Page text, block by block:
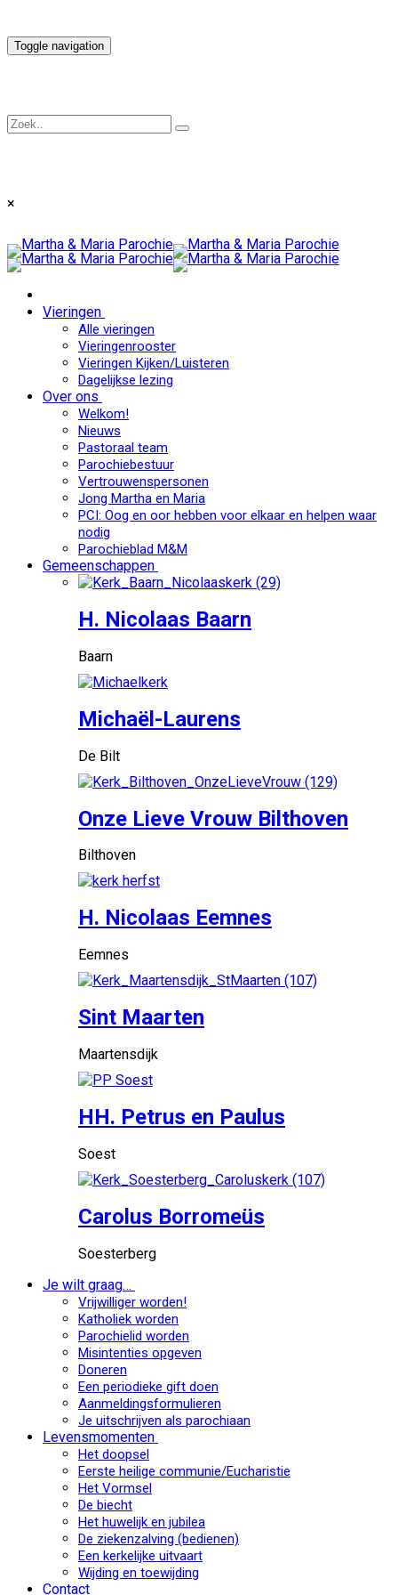
Toggle navigation
×
Vieringen
Alle vieringen
Vieringenrooster
Vieringen Kijken/Luisteren
Dagelijkse lezing
Over ons
Welkom!
Nieuws
Pastoraal team
Parochiebestuur
Vertrouwenspersonen
Jong Martha en Maria
PCI: Oog en oor hebben voor elkaar en helpen waar
nodig
Parochieblad M&M
Gemeenschappen
H. Nicolaas Baarn
Baarn
Michaël-Laurens
De Bilt
Onze Lieve Vrouw Bilthoven
Bilthoven
H. Nicolaas Eemnes
Eemnes
Sint Maarten
Maartensdijk
HH. Petrus en Paulus
Soest
Carolus Borromeüs
Soesterberg
Je wilt graag…
Vrijwilliger worden!
Katholiek worden
Parochielid worden
Misintenties opgeven
Doneren
Een periodieke gift doen
Aanmeldingsformulieren
Je uitschrijven als parochiaan
Levensmomenten
Het doopsel
Eerste heilige communie/Eucharistie
Het Vormsel
De biecht
Het huwelijk en jubilea
De ziekenzalving (bedienen)
Een kerkelijke uitvaart
Wijding en toewijding
Contact